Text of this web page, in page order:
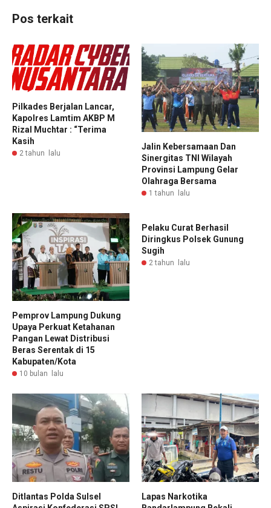
Pos terkait
Pilkades Berjalan Lancar,
Kapolres Lamtim AKBP M
Rizal Muchtar : “Terima
Kasih
2 tahun lalu
Jalin Kebersamaan Dan
Sinergitas TNI Wilayah
Provinsi Lampung Gelar
Olahraga Bersama
1 tahun lalu
Pemprov Lampung Dukung
Upaya Perkuat Ketahanan
Pangan Lewat Distribusi
Beras Serentak di 15
Kabupaten/Kota
10 bulan lalu
Pelaku Curat Berhasil
Diringkus Polsek Gunung
Sugih
2 tahun lalu
Ditlantas Polda Sulsel
Lapas Narkotika